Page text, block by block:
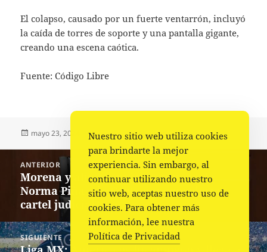
El colapso, causado por un fuerte ventarrón, incluyó
la caída de torres de soporte y una pantalla gigante,
creando una escena caótica.
Fuente: Código Libre
Publicado
mayo 23, 2024 Autor
Fuente Categorías
Nacional
entradas
ANTERIOR
Entrada
anterior:
Morena y aliados piden renuncia de
Norma Piña a la Corte por “encabezar
cartel judicial”
SIGUIENTE
Siguiente
Nuestro sitio web utiliza cookies
para brindarte la mejor
experiencia. Sin embargo, al
continuar utilizando nuestro
sitio web, aceptas nuestro uso de
cookies. Para obtener más
información, lee nuestra
Política de Privacidad